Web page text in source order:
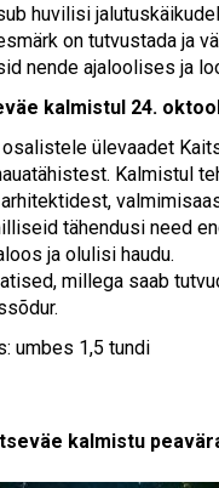
huvilisi
on tutvustada ja
nende ajaloolises ja
kalmistul 24.
ülevaadet
Kalmistul
tähendusi need
ja olulisi haudu.
millega saab
umbes 1,5 tundi
kalmistu